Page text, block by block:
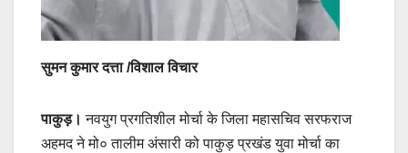
सुमन कुमार दत्ता /विशाल विचार
पाकुड़। नवयुग प्रगतिशील मोर्चा के जिला महासचिव सरफराज
अहमद ने मो० तालीम अंसारी को पाकुड़ प्रखंड युवा मोर्चा का